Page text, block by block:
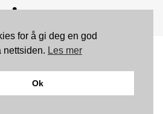
for å gi deg en god
nettsiden. Les mer
Ok